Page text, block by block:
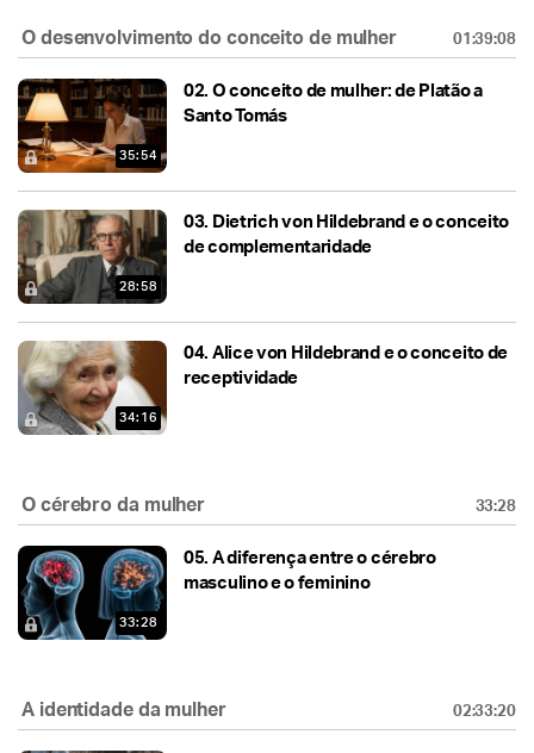
O desenvolvimento do conceito de mulher 01:39:08
35:54
02. O conceito de mulher: de Platão a
Santo Tomás
28:58
03. Dietrich von Hildebrand e o conceito
de complementaridade
34:16
04. Alice von Hildebrand e o conceito de
receptividade
O cérebro da mulher 33:28
33:28
05. A diferença entre o cérebro
masculino e o feminino
A identidade da mulher 02:33:20